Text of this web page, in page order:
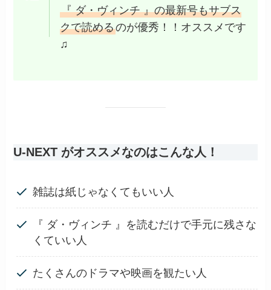
『 ダ・ヴィンチ 』の最新号もサブス
クで読めるのが優秀！！オススメです
♫
U-NEXT がオススメなのはこんな人！
雑誌は紙じゃなくてもいい人
『 ダ・ヴィンチ 』を読むだけで手元に残さな
くていい人
たくさんのドラマや映画を観たい人